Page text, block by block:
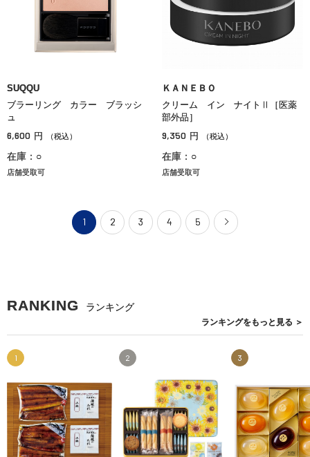
SUQQU
ブラーリング カラー ブラッシ
ュ
6,600 円 （税込）
在庫：○
店舗受取可
ＫＡＮＥＢＯ
クリーム イン ナイトⅡ［医薬
部外品］
9,350 円 （税込）
在庫：○
店舗受取可
1 2 3 4 5
RANKING ランキング
ランキングをもっと見る ＞
1 2 3